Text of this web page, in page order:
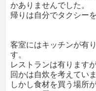
かありませんでした。
帰りは自分でタクシー
客室にはキッチンが有
す。
レストランは有ります
回かは自炊を考えていま
しかし食材を買う場所